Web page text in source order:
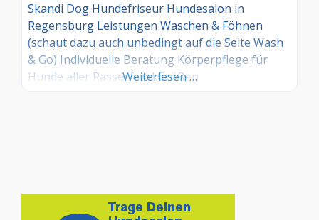
Skandi Dog Hundefriseur Hundesalon in
Regensburg Leistungen Waschen & Föhnen
(schaut dazu auch unbedingt auf die Seite Wash
& Go) Individuelle Beratung Körperpflege für
Hunde aller Rassen und Größen
Weiterlesen …